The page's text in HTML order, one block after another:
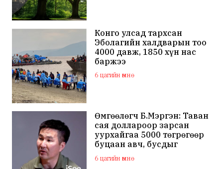
Конго улсад тархсан
Эболагийн халдварын тоо
4000 давж, 1850 хүн нас
баржээ
6 цагийн өмнө
Өмгөөлөгч Б.Мэргэн: Таван
сая доллароор зарсан
уурхайгаа 5000 төгрөгөөр
буцаан авч, бусдыг
залилсан Ө.Ганзоригийн
өмгөөлөгч ёс зүйгүйгээр
6 цагийн өмнө